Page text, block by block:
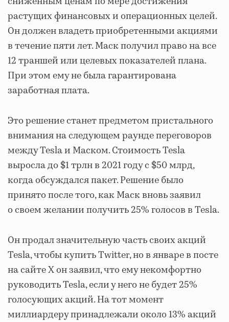
растущих финансовых и операционных целей.
Он должен владеть приобретенными акциями
в течение пяти лет. Маск получил право на все
12 траншей или целевых показателей плана.
При этом ему не была гарантирована
заработная плата.
Это решение станет предметом пристального
внимания на следующем раунде переговоров
между Tesla и Маском. Стоимость Tesla
выросла до $1 трлн в 2021 году с $50 млрд,
когда обсуждался пакет. Решение было
принято после того, как Маск вновь заявил
о своем желании получить 25% голосов в Tesla.
Он продал значительную часть своих акций
Tesla, чтобы купить Twitter, но в январе в посте
на сайте X он заявил, что ему некомфортно
руководить Tesla, если у него не будет 25%
голосующих акций. На тот момент
миллиардеру принадлежали около 13% акций